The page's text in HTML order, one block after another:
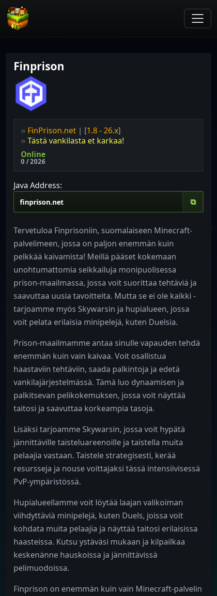
Finprison
» FinPrison.net | [1.8 - 26.x]
»Tästä vankilasta et karkaa!
Online
0 / 2026
Java Address:
⧉
Tervetuloa Finprisoniin, suomalaiseen Minecraft-
palvelimeen, jossa on paljon enemmän kuin
pelkkää kaivamista! Meillä pääset kokemaan
unohtumattomia seikkailuja monipuolisessa
prison-maailmassa, jossa voit suorittaa tehtäviä ja
saavuttaa uusia tavoitteita. Mutta se ei ole kaikki -
tarjoamme myös Skywarsin ja hupialueen, jossa
voit pelata erilaisia minipelejä, kuten Duelsia.
Prison-maailmamme antaa sinulle vapauden tehdä
enemmän kuin vain kaivaa. Voit osallistua
haastaviin tehtäviin, saada palkintoja ja edetä
vankilajärjestelmässä. Tämä luo dynaamisen ja
palkitsevan pelikokemuksen, jossa voit näyttää
taitosi ja saavuttaa korkeampia tasoja.
Lisäksi tarjoamme Skywarsin, jossa voit hypätä
jännittäville taisteluareenoille ja taistella muita
pelaajia vastaan. Taistele strategisesti, kerää
resursseja ja nouse voittajaksi tässä intensiivisessä
PvP-ympäristössä.
Hupialueellamme voit löytää laajan valikoiman
viihdyttäviä minipelejä, kuten Duels, joissa voit
kohdata muita pelaajia ja näyttää taitosi erilaisissa
haasteissa. Kutsu ystäväsi mukaan ja kilpailkaa
keskenänne hauskoissa ja jännittävissä
pelimuodoissa.
Finprison on enemmän kuin vain Minecraft-palvelin